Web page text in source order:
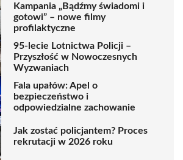
Kampania „Bądźmy świadomi i
gotowi” – nowe filmy
profilaktyczne
95-lecie Lotnictwa Policji –
Przyszłość w Nowoczesnych
Wyzwaniach
Fala upałów: Apel o
bezpieczeństwo i
odpowiedzialne zachowanie
Jak zostać policjantem? Proces
rekrutacji w 2026 roku